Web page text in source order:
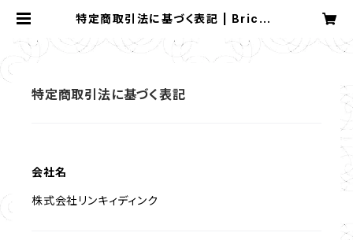
特定商取引法に基づく表記 | Brickw
特定商取引法に基づく表記
会社名
株式会社リンキィディンク